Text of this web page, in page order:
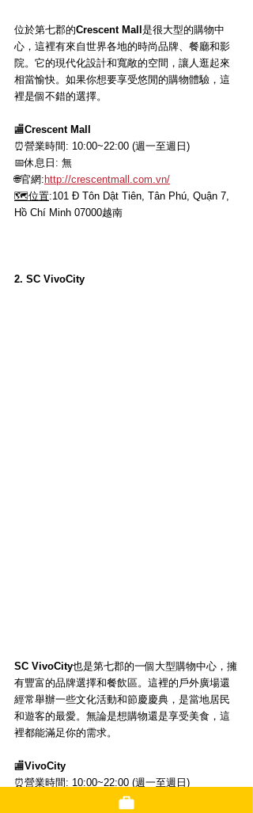
位於第七郡的Crescent Mall 是很大型的購物中
心，這裡有來自世界各地的時尚品牌、餐廳和影
院。它的現代化設計和寬敞的空間，讓人逛起來
相當愉快。如果你想要享受悠閒的購物體驗，這
裡是個不錯的選擇。
🏬Crescent Mall
⏰營業時間: 10:00~22:00 (週一至週日)
📅休息日: 無
🌐官網: http://crescentmall.com.vn/
🗺位置:101 Đ Tôn Dật Tiên, Tân Phú, Quận 7,
Hồ Chí Minh 07000越南
2. SC VivoCity
SC VivoCity也是第七郡的一個大型購物中心，擁
有豐富的品牌選擇和餐飲區。這裡的戶外廣場還
經常舉辦一些文化活動和節慶慶典，是當地居民
和遊客的最愛。無論是想購物還是享受美食，這
裡都能滿足你的需求。
🏬VivoCity
⏰營業時間: 10:00~22:00 (週一至週日)